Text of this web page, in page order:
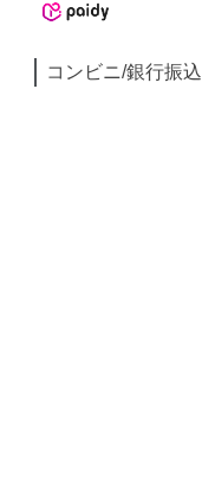
コンビニ/銀行振込